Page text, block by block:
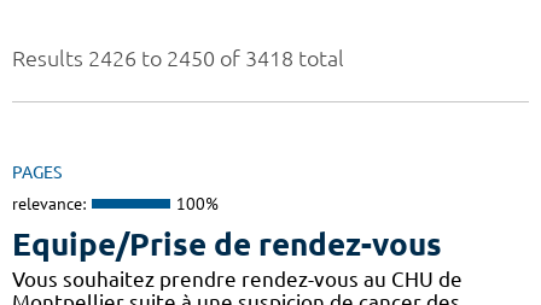
Results 2426 to 2450 of 3418 total
PAGES
relevance: 100%
Equipe/Prise de rendez-vous
Vous souhaitez prendre rendez-vous au CHU de